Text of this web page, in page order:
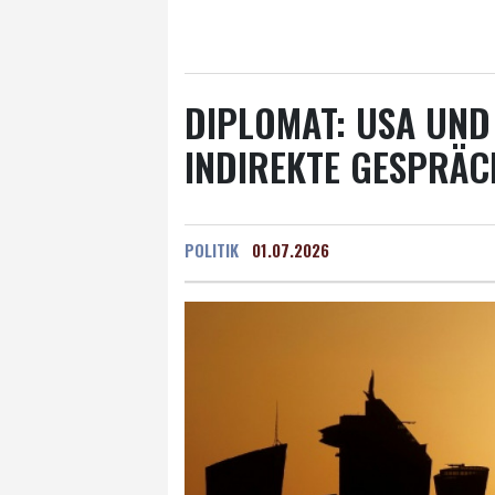
DIPLOMAT: USA
INDIREKTE
POLITIK 01.07.2026